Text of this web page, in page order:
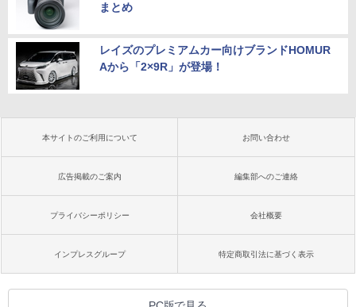
まとめ
レイズのプレミアムカー向けブランドHOMUR
Aから「2×9R」が登場！
本サイトのご利用について お問い合わせ
広告掲載のご案内 編集部へのご連絡
プライバシーポリシー 会社概要
インプレスグループ 特定商取引法に基づく表示